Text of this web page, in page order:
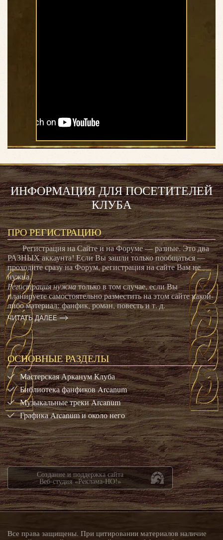
ИНФОРМАЦИЯ ДЛЯ ПОСЕТИТЕЛЕЙ
КЛУБА
ПРО РЕГИСТРАЦИЮ
Регистрация на Сайте и на Форуме — разные. Это два
РАЗНЫХ аккаунта! Если Вы зашли только пообщаться —
проходите сразу на Форум, регистрация на сайте Вам не
нужна.
Регистрация нужнатолько в том случае, если Вы
планируете самостоятельно разместить на этом сайте какой-
либо материал: фанфик, роман, повесть и т. д.
ЧИТАТЬ ДАЛЕЕ
ОСНОВНЫЕ РАЗДЕЛЫ
Мастерская Арканум Клуба
Библиотека фанфиков Arcanum
Музыкальные треки Arcanum
Графика Arcanum и около него
Создание и поддержка сайта
Веб-студия «Реклама-НО!»
Все права защищены. При цитировании материалов наличие